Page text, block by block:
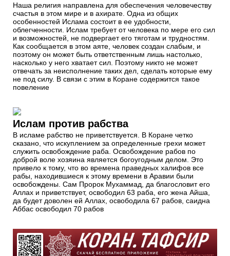
Наша религия направлена для обеспечения человечеству
счастья в этом мире и в ахирате. Одна из общих
особенностей Ислама состоит в ее удобности,
облегченности. Ислам требует от человека по мере его сил
и возможностей, не подвергает его тяготам и трудностям.
Как сообщается в этом аяте, человек создан слабым, и
поэтому он может быть ответственным лишь настолько,
насколько у него хватает сил. Поэтому никто не может
отвечать за неисполнение таких дел, сделать которые ему
не под силу. В связи с этим в Коране содержится такое
повеление
Ислам против рабства
В исламе рабство не приветствуется. В Коране четко
сказано, что искуплением за определенные грехи может
служить освобождение раба. Освобождение рабов по
доброй воле хозяина является богоугодным делом. Это
привело к тому, что во времена праведных халифов все
рабы, находившиеся к этому времени в Аравии были
освобождены. Сам Пророк Мухаммад, да благословит его
Аллах и приветствует, освободил 63 раба, его жена Айша,
да будет доволен ей Аллах, освободила 67 рабов, саидна
Аббас освободил 70 рабов